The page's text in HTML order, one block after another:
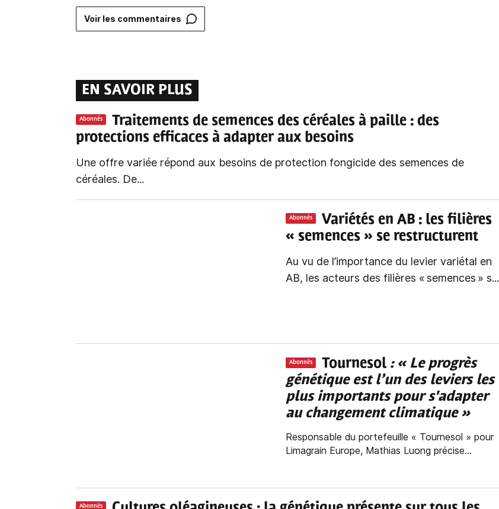
Voir les commentaires
EN SAVOIR PLUS
Abonnés Traitements de semences des céréales à paille : des
protections efficaces à adapter aux besoins
Une offre variée répond aux besoins de protection fongicide des semences de
céréales. De...
Abonnés
Variétés en AB : les filières
« semences » se restructurent
Au vu de l’importance du levier variétal en
AB, les acteurs des filières « semences » s...
Abonnés Tournesol : « Le progrès
génétique est l’un des leviers les
plus importants pour s'adapter
au changement climatique »
Responsable du portefeuille « Tournesol » pour
Limagrain Europe, Mathias Luong précise...
Abonnés